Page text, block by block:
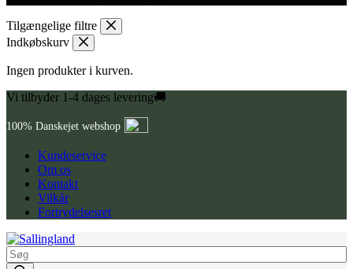
Tilgængelige filtre
Indkøbskurv
Ingen produkter i kurven.
Vi tilbyder 1-4 dages levering🚚
100% Danskejet webshop
Kundeservice
Om os
Kontakt
Vilkår
Fortrydelsesret